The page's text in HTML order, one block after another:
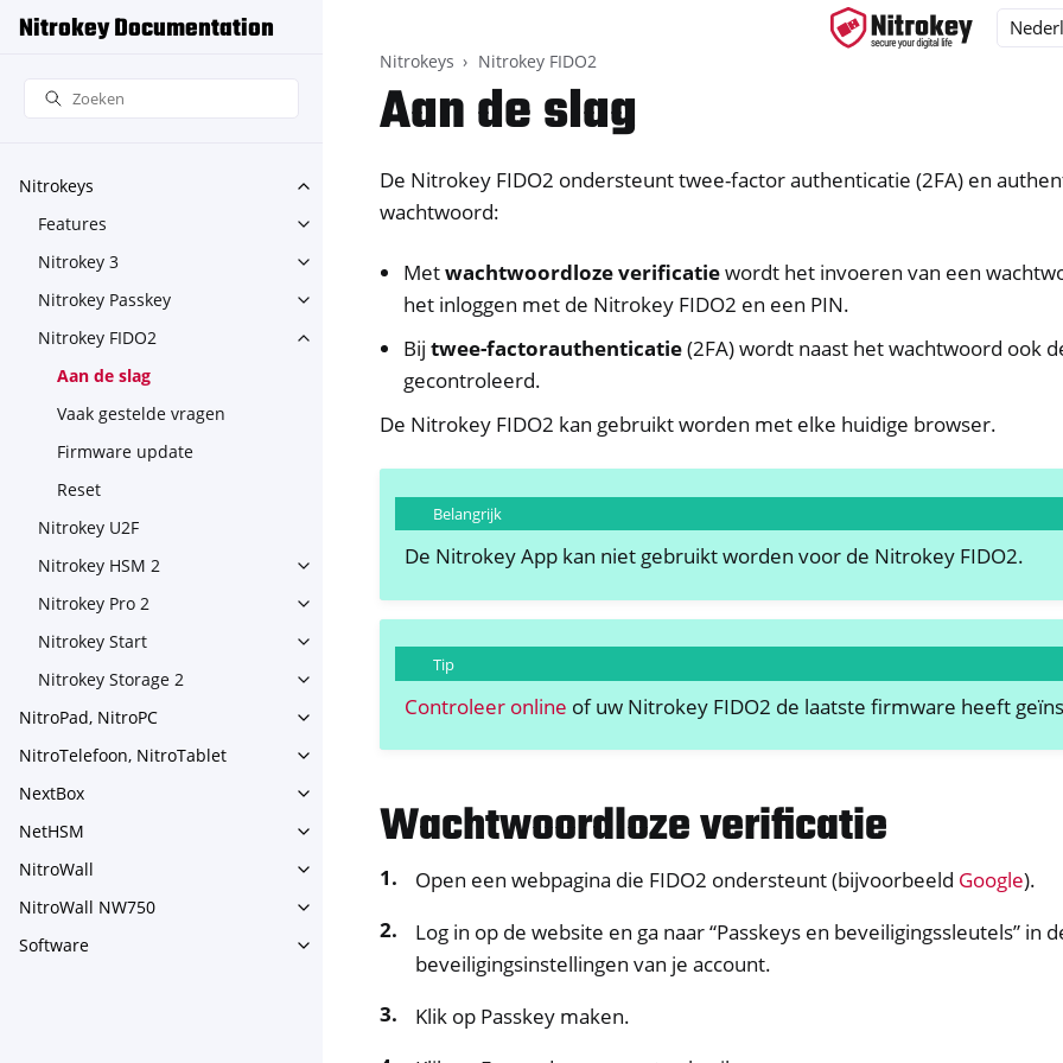
Nitrokey Documentation
Nitrokeys
Toggle navigation of Nitrokeys
Features
Toggle navigation of Features
Nitrokey 3
Toggle navigation of Nitrokey 3
Nitrokey Passkey
Toggle navigation of Nitrokey Passkey
Nitrokey FIDO2
Toggle navigation of Nitrokey FIDO2
Aan de slag
Vaak gestelde vragen
Firmware update
Reset
Nitrokey U2F
Nitrokey HSM 2
Toggle navigation of Nitrokey HSM 2
Nitrokey Pro 2
Toggle navigation of Nitrokey Pro 2
Nitrokey Start
Toggle navigation of Nitrokey Start
Nitrokey Storage 2
Toggle navigation of Nitrokey Storage 2
NitroPad, NitroPC
Toggle navigation of NitroPad, NitroPC
NitroTelefoon, NitroTablet
Toggle navigation of NitroTelefoon, NitroTablet
NextBox
Toggle navigation of NextBox
NetHSM
Toggle navigation of NetHSM
NitroWall
Toggle navigation of NitroWall
NitroWall NW750
Toggle navigation of NitroWall NW750
Software
Toggle navigation of Software
Nitrokeys Nitrokey FIDO2
Aan de slag
De Nitrokey FIDO2 ondersteunt twee-factor authenticatie (2FA) en
wachtwoord:
Metwachtwoordloze verificatiewordt het invoeren van een
het inloggen met de Nitrokey FIDO2 en een PIN.
Bijtwee-factorauthenticatie(2FA) wordt naast het wachtwoord ook
gecontroleerd.
De Nitrokey FIDO2 kan gebruikt worden met elke huidige browser.
Belangrijk
De Nitrokey App kan niet gebruikt worden voor de Nitrokey FIDO2.
Tip
Controleer online of uw Nitrokey FIDO2 de laatste firmware heeft
Wachtwoordloze verificatie
Open een webpagina die FIDO2 ondersteunt (bijvoorbeeld Google).
Log in op de website en ga naar “Passkeys en beveiligingssleutels” in
beveiligingsinstellingen van je account.
Klik op Passkey maken.